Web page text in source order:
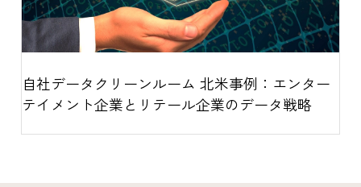
自社データクリーンルーム 北米事例：エンター
テイメント企業とリテール企業のデータ戦略